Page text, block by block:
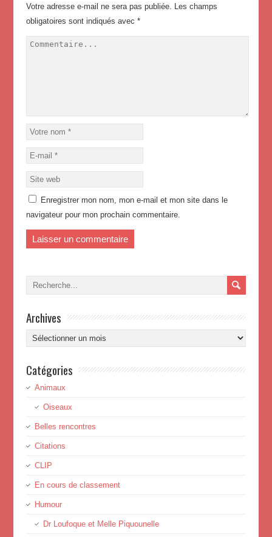
Votre adresse e-mail ne sera pas publiée. Les champs
obligatoires sont indiqués avec *
Enregistrer mon nom, mon e-mail et mon site dans le
navigateur pour mon prochain commentaire.
Archives
Archives
Catégories
Animaux
Oiseaux
Belles rencontres
Citations
CLIP
En cours de classement
Humour
Dr Loufoque et Melle Piquounelle